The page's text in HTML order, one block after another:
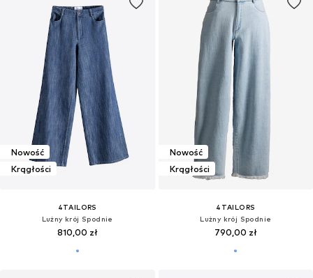
Nowość
Krągłości
4TAILORS
Lużny krój Spodnie
810,00 zł
Nowość
Krągłości
4TAILORS
Lużny krój Spodnie
790,00 zł